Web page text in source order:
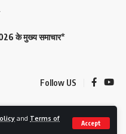
and Terms of
Accept
के मुख्य समाचार*
Follow US
Developed and Managed By